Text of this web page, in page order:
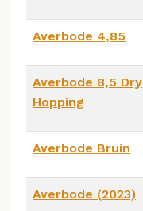
Averbode 4,85
Averbode 8,5 Dry
Hopping
Averbode Bruin
Averbode (2023)